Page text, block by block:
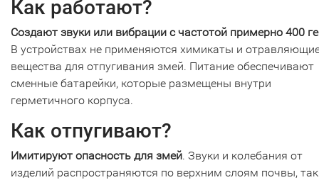
Как работают?
Создают звуки или вибрации с частотой примерно 400
В устройствах не применяются химикаты и
вещества для отпугивания змей. Питание обеспечивают
сменные батарейки, которые размещены внутри
герметичного корпуса.
Как отпугивают?
Имитируют опасность для змей. Звуки и колебания от
изделий распространяются по верхним слоям почвы,